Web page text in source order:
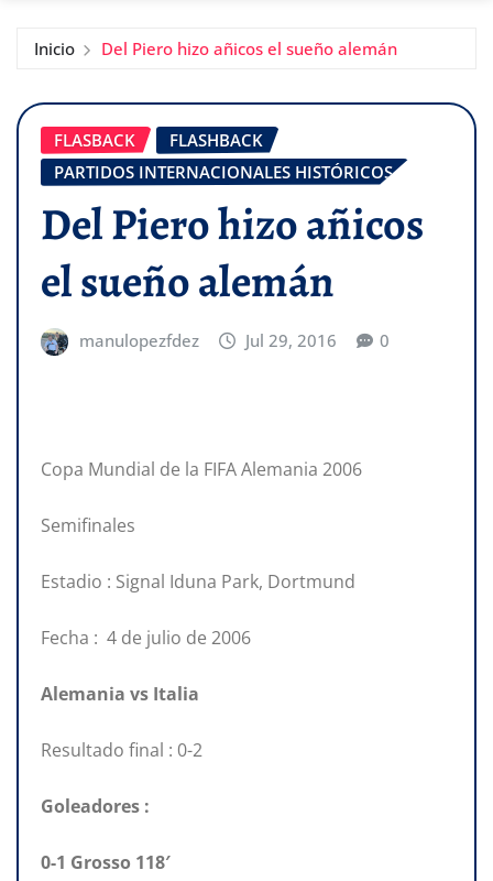
Inicio Del Piero hizo añicos el sueño alemán
FLASBACK
FLASHBACK
PARTIDOS INTERNACIONALES HISTÓRICOS
Del Piero hizo añicos
el sueño alemán
manulopezfdez Jul 29, 2016 0
Copa Mundial de la FIFA Alemania 2006
Semifinales
Estadio : Signal Iduna Park, Dortmund
Fecha : 4 de julio de 2006
Alemania vs Italia
Resultado final : 0-2
Goleadores :
0-1 Grosso 118′